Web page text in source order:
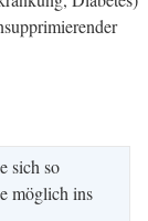
sich so
möglich ins